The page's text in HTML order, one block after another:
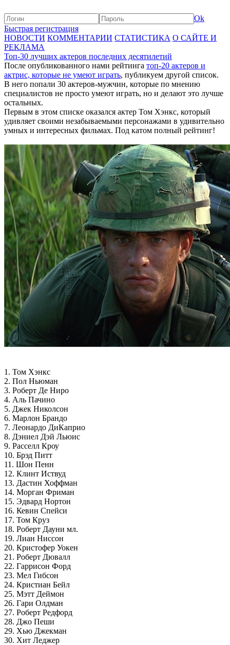
Ok
Быстрая регистрация
НОВОСТИ КОММЕНТАРИИ СТАТИСТИКА О САЙТЕ И
РЕКЛАМА
Топ-30 лучших актеров последних десятилетий
После опубликованного нами рейтинга топ-20 актеров и
актрис, которые не умеют играть, публикуем другой список.
В него попали 30 актеров-мужчин, которые по мнению
специалистов не просто умеют играть, но и делают это лучше
остальных.
Первым в этом списке оказался актер Том Хэнкс, который
удивляет своими незабываемыми персонажами в удивительно
умных и интересных фильмах. Под катом полный рейтинг!
1. Том Хэнкс
2. Пол Ньюман
3. Роберт Де Ниро
4. Аль Пачино
5. Джек Николсон
6. Марлон Брандо
7. Леонардо ДиКаприо
8. Дэниел Дэй Льюис
9. Расселл Кроу
10. Брэд Питт
11. Шон Пенн
12. Клинт Иствуд
13. Дастин Хоффман
14. Морган Фриман
15. Эдвард Нортон
16. Кевин Спейси
17. Том Круз
18. Роберт Дауни мл.
19. Лиан Ниссон
20. Кристофер Уокен
21. Роберт Дювалл
22. Гаррисон Форд
23. Мел Гибсон
24. Кристиан Бейл
25. Мэтт Деймон
26. Гари Олдман
27. Роберт Редфорд
28. Джо Пеши
29. Хью Джекман
30. Хит Леджер